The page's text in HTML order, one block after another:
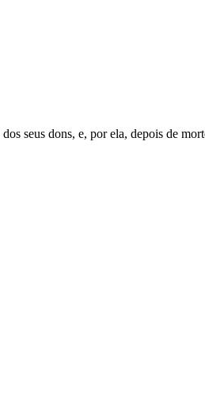
seus dons, e, por ela, depois de